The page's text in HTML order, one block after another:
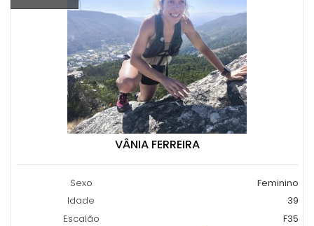
VÂNIA FERREIRA
Sexo
Feminino
Idade
39
Escalão
F35